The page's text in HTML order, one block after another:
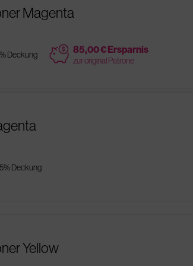
Magenta
Deckung price 85,00 € Ersparnis
zur original Patrone
Deckung
Yellow